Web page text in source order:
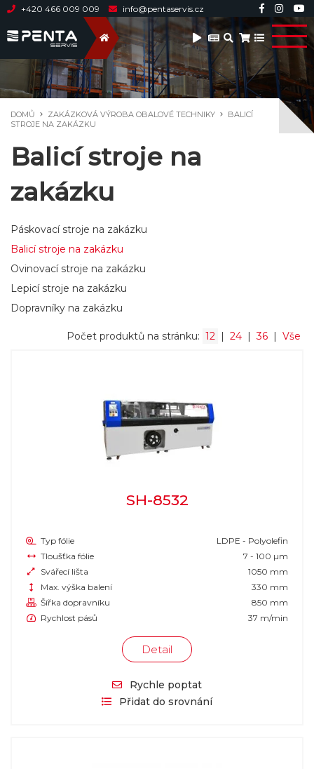
+420 466 009 009 info@pentaservis.cz
DOMŮ ZAKÁZKOVÁ VÝROBA OBALOVÉ TECHNIKY
BALICÍ
STROJE NA ZAKÁZKU
Balicí stroje na
zakázku
Páskovací stroje na zakázku
Balicí stroje na zakázku
Ovinovací stroje na zakázku
Lepicí stroje na zakázku
Dopravníky na zakázku
Počet produktů na stránku: 12 | 24 | 36 | Vše
SH-8532
Typ fólie
LDPE - Polyolefin
Tloušťka fólie
7 - 100 µm
Svářecí lišta
1050 mm
Max. výška balení
330 mm
Šířka dopravníku
850 mm
Rychlost pásů
37 m/min
Detail
Rychle poptat
Přidat do srovnání